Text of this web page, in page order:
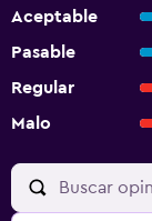
Aceptable
Pasable
Regular
Malo